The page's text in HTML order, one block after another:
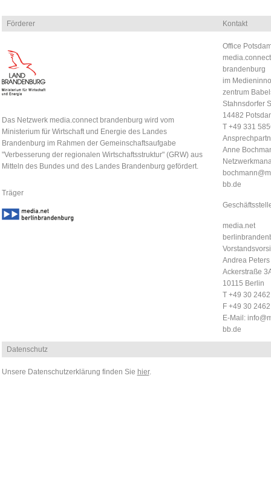
Förderer Kontakt
Das Netzwerk media.connect brandenburg wird vom
Ministerium für Wirtschaft und Energie des Landes
Brandenburg im Rahmen der Gemeinschaftsaufgabe
"Verbesserung der regionalen Wirtschaftsstruktur" (GRW) aus
Mitteln des Bundes und des Landes Brandenburg gefördert.
Träger
Office
media.connect
brandenburg
im
zentrum
Stahnsdorfer
14482
T +49 331
Anne
bb.de
media.net
Andrea Peters
Ackerstraße
10115 Berlin
T +49 30
F +49 30
E-Mail:
bb.de
Datenschutz
Unsere Datenschutzerklärung finden Sie hier.